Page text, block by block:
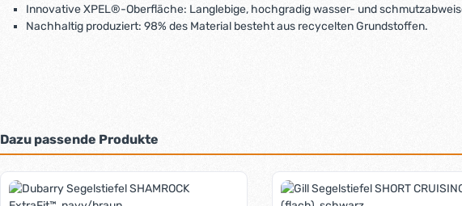
Innovative XPEL®-Oberfläche: Langlebige, hochgradig wasser- und
Nachhaltig produziert: 98% des Material besteht aus recycelten Grundstoffen.
Dazu passende Produkte
Produktgalerie überspringen